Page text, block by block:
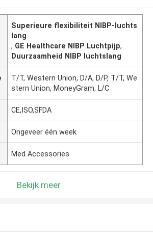
Superieure flexibiliteit NIBP-luchts
lang
, GE Healthcare NIBP Luchtpijp,
Duurzaamheid NIBP luchtslang
T/T, Western Union, D/A, D/P, T/T, We
stern Union, MoneyGram, L/C
CE,ISO,SFDA
Ongeveer één week
Med Accessories
Bekijk meer